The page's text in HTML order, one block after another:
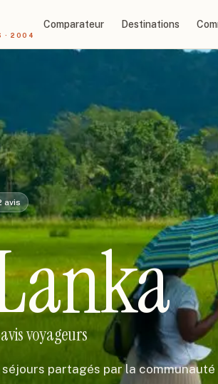
· 2004
Comparateur Destinations
avis
voyageurs
partagés par la communauté